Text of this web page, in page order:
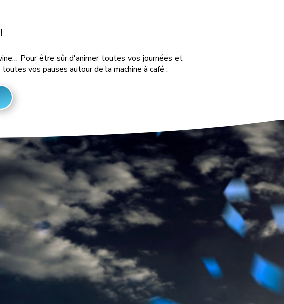
Pour être sûr d'animer toutes vos journées et
vos pauses autour de la machine à café :